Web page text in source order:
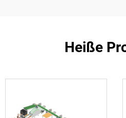
Heiße